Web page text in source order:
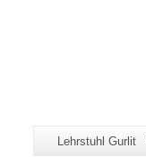
Zusätzliche
Seiten-
Lehrstuhl Gurlit